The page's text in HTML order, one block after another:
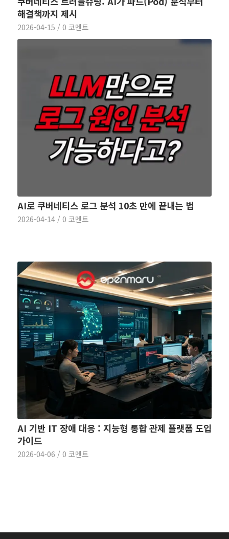
해결책까지 제시
2026-04-15 / 0 코멘트
AI로 쿠버네티스 로그 분석 10초 만에 끝내는 법
2026-04-14 / 0 코멘트
AI 기반 IT 장애 대응 : 지능형 통합 관제 플랫폼 도입
가이드
2026-04-06 / 0 코멘트